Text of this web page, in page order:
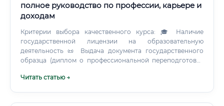
полное руководство по профессии, карьере и
доходам
Критерии выбора качественного курса: 🎓 Наличие
государственной лицензии на образовательную
деятельность 📜 Выдача документа государственного
образца (диплом о профессиональной переподготовке
Практикующие преподаватели с реальным отраслевым
Читать статью →